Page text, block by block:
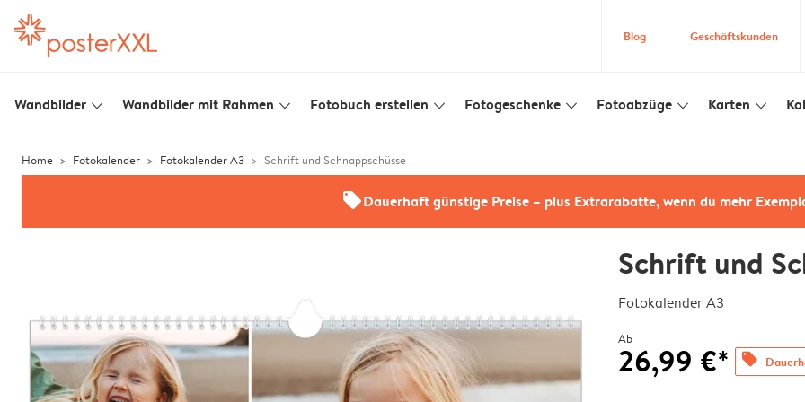
Blog Geschäftskunden
Wandbilder slim_arrow_down Wandbilder mit Rahmen slim_arrow_down Fotobuch erstellen slim_arrow_down Fotogeschenke slim_arrow_down Fotoabzüge slim_arrow_down Karten slim_arrow_down
Home Fotokalender Fotokalender A3 Schrift und Schnappschüsse
offersDauerhaft günstige Preise – plus Extrarabatte, wenn du mehr
Schrift und
Fotokalender A3
Ab
26,99 €* offers